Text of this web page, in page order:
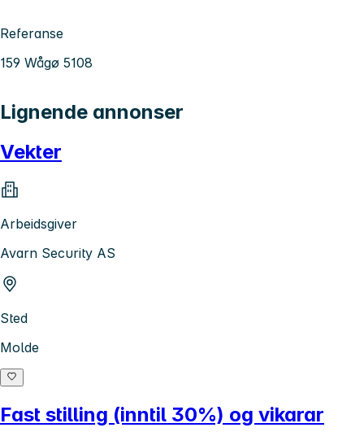
Referanse
159 Wågø 5108
Lignende annonser
Vekter
Arbeidsgiver
Avarn Security AS
Sted
Molde
Fast stilling (inntil 30%) og vikarar